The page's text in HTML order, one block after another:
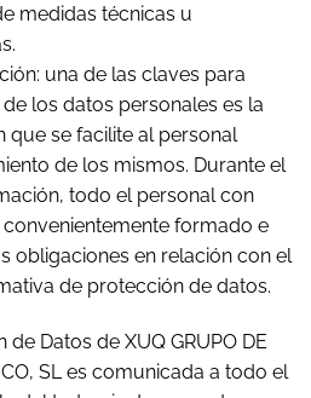
medidas técnicas u
una de las claves para
los datos personales es la
se facilite al personal
de los mismos. Durante el
todo el personal con
formado e
obligaciones en relación con el
de protección de datos.
Datos de XUQ GRUPO DE
SL es comunicada a todo el